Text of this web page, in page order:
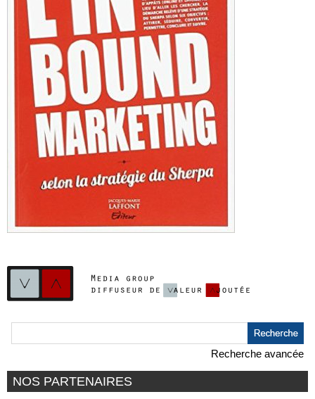
Recherche avancée
NOS PARTENAIRES